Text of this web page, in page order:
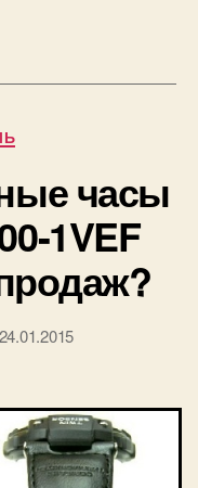
—
часы
1VEF
24.01.2015